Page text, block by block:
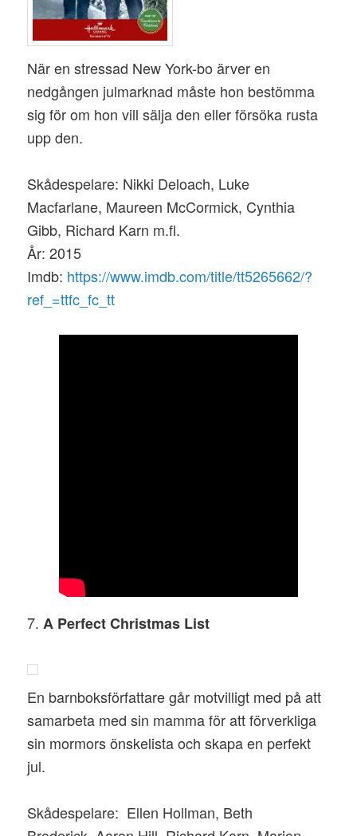
När en stressad New York-bo ärver en
nedgången julmarknad måste hon bestömma
sig för om hon vill sälja den eller försöka rusta
upp den.
Skådespelare: Nikki Deloach, Luke
Macfarlane, Maureen McCormick, Cynthia
Gibb, Richard Karn m.fl.
År: 2015
Imdb: https://www.imdb.com/title/tt5265662/?
ref_=ttfc_fc_tt
7. A Perfect Christmas List
En barnboksförfattare går motvilligt med på att
samarbeta med sin mamma för att förverkliga
sin mormors önskelista och skapa en perfekt
jul.
Skådespelare: Ellen Hollman, Beth